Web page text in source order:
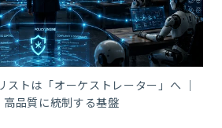
トは「オーケストレーター」へ ｜
品質に統制する基盤